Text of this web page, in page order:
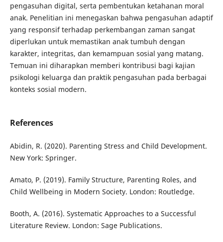
pengasuhan digital, serta pembentukan ketahanan moral
anak. Penelitian ini menegaskan bahwa pengasuhan adaptif
yang responsif terhadap perkembangan zaman sangat
diperlukan untuk memastikan anak tumbuh dengan
karakter, integritas, dan kemampuan sosial yang matang.
Temuan ini diharapkan memberi kontribusi bagi kajian
psikologi keluarga dan praktik pengasuhan pada berbagai
konteks sosial modern.
References
Abidin, R. (2020). Parenting Stress and Child Development.
New York: Springer.
Amato, P. (2019). Family Structure, Parenting Roles, and
Child Wellbeing in Modern Society. London: Routledge.
Booth, A. (2016). Systematic Approaches to a Successful
Literature Review. London: Sage Publications.